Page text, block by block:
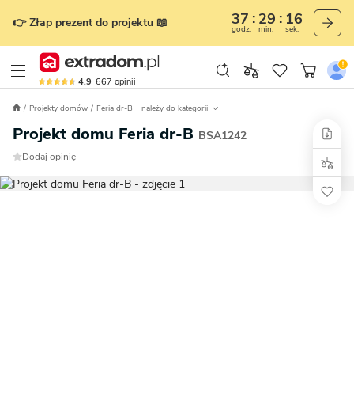
👉 Złap prezent do projektu 📖 37
godz.
29
min.
15
sek.
4.9 667 opinii
Projekty domów Feria dr-B należy do kategorii
Projekt domu Feria dr-B BSA1242
Dodaj opinię